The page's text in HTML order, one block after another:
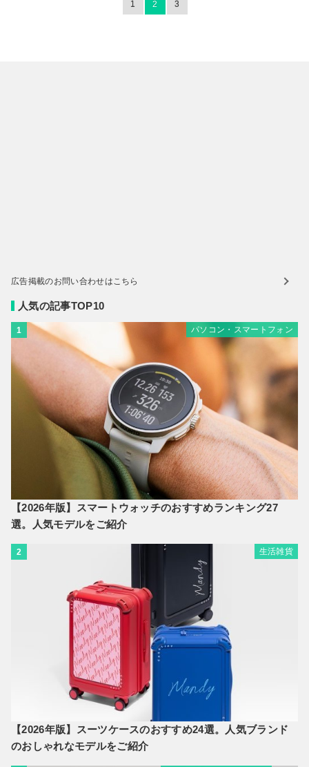
1 2 3
広告掲載のお問い合わせはこちら
人気の記事TOP10
1 パソコン・スマートフォン
【2026年版】スマートウォッチのおすすめランキング27
選。人気モデルをご紹介
2 生活雑貨
【2026年版】スーツケースのおすすめ24選。人気ブランド
のおしゃれなモデルをご紹介